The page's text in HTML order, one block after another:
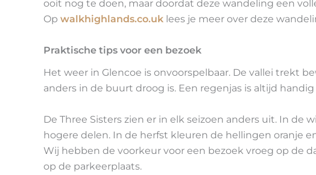
ooit nog te doen, maar doordat deze wandeling een
Op walkhighlands.co.uk lees je meer over deze
Praktische tips voor een bezoek
Het weer in Glencoe is onvoorspelbaar. De vallei trekt
anders in de buurt droog is. Een regenjas is altijd
De Three Sisters zien er in elk seizoen anders uit. In
hogere delen. In de herfst kleuren de hellingen oranje
Wij hebben de voorkeur voor een bezoek vroeg op de
op de parkeerplaats.